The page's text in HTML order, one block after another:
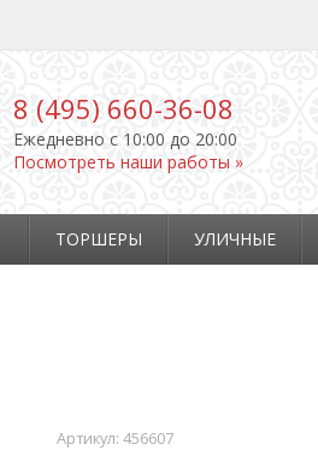
8 (495) 660-36-08
Ежедневно c 10:00 до 20:00
Посмотреть наши работы »
ТОРШЕРЫ УЛИЧНЫЕ
Артикул: 456607